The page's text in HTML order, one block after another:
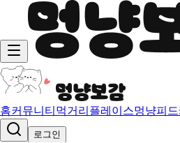
홈커뮤니티 먹거리 플레이스멍냥피드
로그인